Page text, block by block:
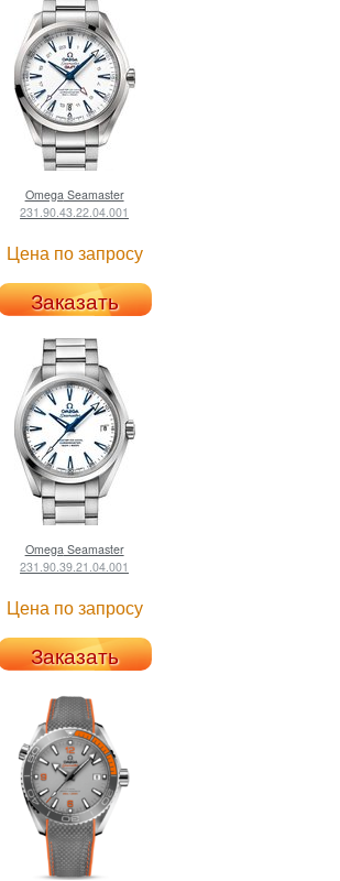
Omega Seamaster
231.90.43.22.04.001
Цена по запросу
Заказать
Omega Seamaster
231.90.39.21.04.001
Цена по запросу
Заказать